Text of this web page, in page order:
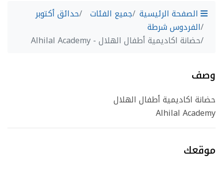
الصفحة الرئيسية جميع الفئات
حدائق أكتوبر
الفردوس شرطة
حضانة اكاديمية أطفال الهلال - Alhilal Academy
وصف
حضانة اكاديمية أطفال الهلال
Alhilal Academy
موقعك